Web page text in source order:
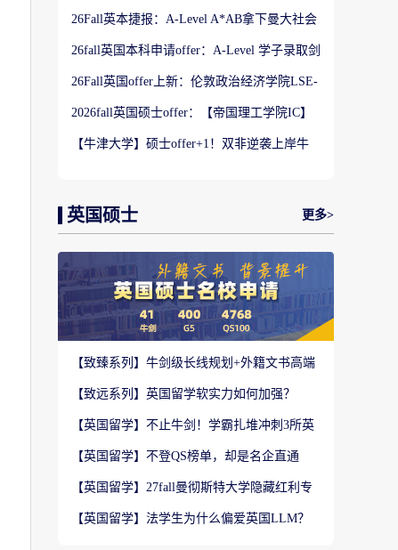
26Fall英本捷报：A-Level A*AB拿下曼大社会
26fall英国本科申请offer：A-Level 学子录取剑
26Fall英国offer上新：伦敦政治经济学院LSE-
2026fall英国硕士offer：【帝国理工学院IC】
【牛津大学】硕士offer+1！双非逆袭上岸牛
英国硕士 更多>
【致臻系列】牛剑级长线规划+外籍文书高端
【致远系列】英国留学软实力如何加强？
【英国留学】不止牛剑！学霸扎堆冲刺3所英
【英国留学】不登QS榜单，却是名企直通
【英国留学】27fall曼彻斯特大学隐藏红利专
【英国留学】法学生为什么偏爱英国LLM？